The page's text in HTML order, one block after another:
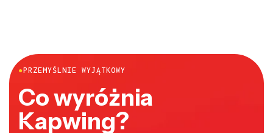
●PRZEMYŚLNIE WYJĄTKOWY
Co wyróżnia
Kapwing?